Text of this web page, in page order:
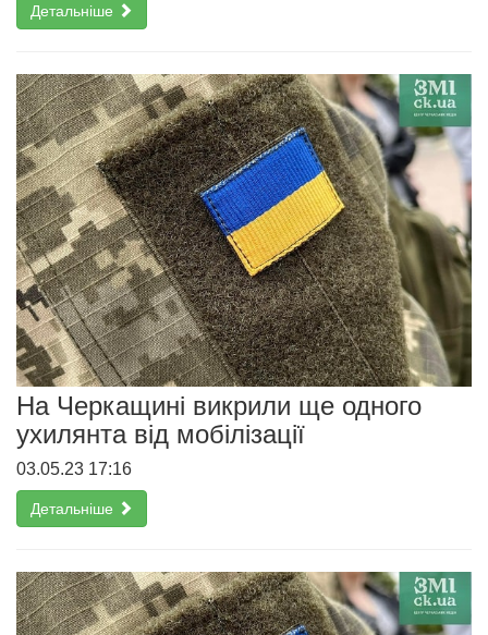
Детальніше
На Черкащині викрили ще одного
ухилянта від мобілізації
03.05.23 17:16
Детальніше